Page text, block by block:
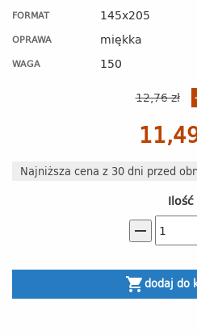
FORMAT 145x205
OPRAWA miękka
WAGA
150
12,76 zł
Najniższa cena z 30 dni przed
Ilość
remove
shopping_cartdodaj do